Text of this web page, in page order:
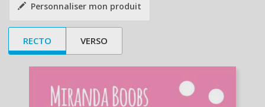
Personnaliser mon produit
RECTO VERSO